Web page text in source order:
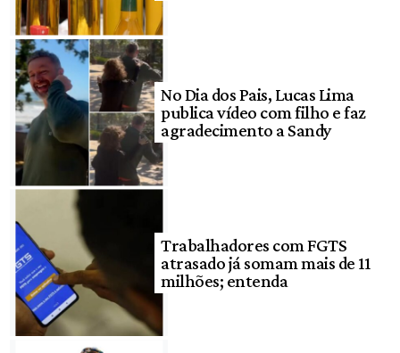
No Dia dos Pais, Lucas Lima
publica vídeo com filho e faz
agradecimento a Sandy
Trabalhadores com FGTS
atrasado já somam mais de 11
milhões; entenda